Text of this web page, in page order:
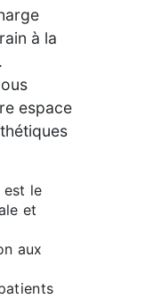
à la
espace
est le
et
aux